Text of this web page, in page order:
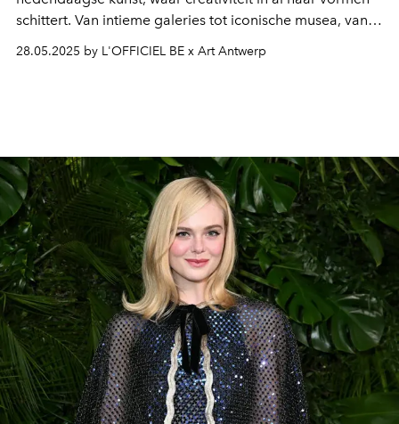
schittert. Van intieme galeries tot iconische musea, van
het M HKA tot de meest cutting-edge off-initiatieven:
Antwerp Art Weekend laat een gedurfde, veelstemmige
28.05.2025 by L'OFFICIEL BE x Art Antwerp